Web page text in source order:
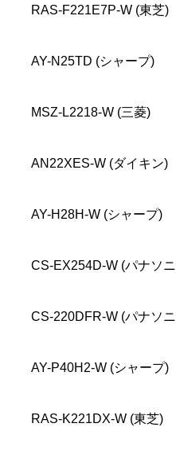
RAS-F221E7P-W (東芝)
AY-N25TD (シャープ)
MSZ-L2218-W (三菱)
AN22XES-W (ダイキン)
AY-H28H-W (シャープ)
CS-EX254D-W (パナソ
CS-220DFR-W (パナソ
AY-P40H2-W (シャープ)
RAS-K221DX-W (東芝)